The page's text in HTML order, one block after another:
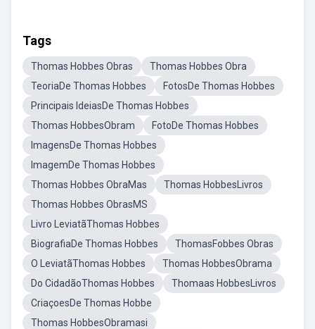
Tags
Thomas Hobbes Obras
Thomas Hobbes Obra
TeoriaDe Thomas Hobbes
FotosDe Thomas Hobbes
Principais IdeiasDe Thomas Hobbes
Thomas HobbesObram
FotoDe Thomas Hobbes
ImagensDe Thomas Hobbes
ImagemDe Thomas Hobbes
Thomas Hobbes ObraMas
Thomas HobbesLivros
Thomas Hobbes ObrasMS
Livro LeviatãThomas Hobbes
BiografiaDe Thomas Hobbes
ThomasFobbes Obras
O LeviatãThomas Hobbes
Thomas HobbesObrama
Do CidadãoThomas Hobbes
Thomaas HobbesLivros
CriaçoesDe Thomas Hobbe
Thomas HobbesObramasi